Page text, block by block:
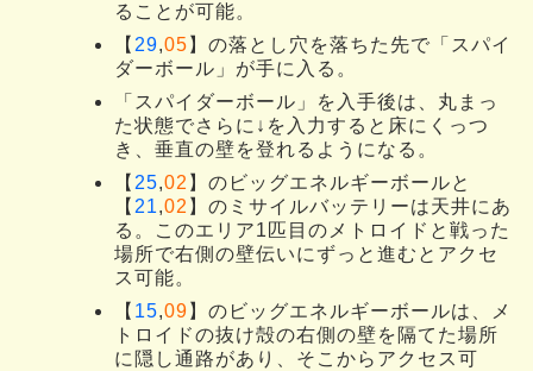
ることが可能。
【 29,05 】の落とし穴を落ちた先で「スパイ
ダーボール」が手に入る。
「スパイダーボール」を入手後は、丸まっ
た状態でさらに↓を入力すると床にくっつ
き、垂直の壁を登れるようになる。
【 25,02 】のビッグエネルギーボールと
【 21,02 】のミサイルバッテリーは天井にあ
る。このエリア1匹目のメトロイドと戦った
場所で右側の壁伝いにずっと進むとアクセ
ス可能。
【 15,09 】のビッグエネルギーボールは、メ
トロイドの抜け殻の右側の壁を隔てた場所
に隠し通路があり、そこからアクセス可